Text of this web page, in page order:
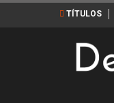
TÍTULOS